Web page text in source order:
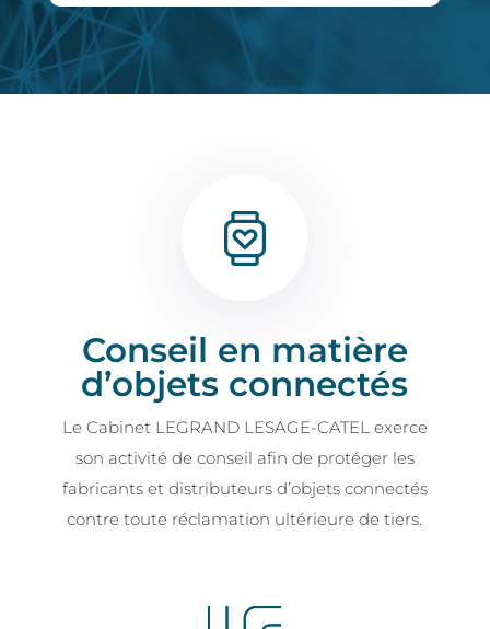
Conseil en matière
d’objets connectés
Le Cabinet LEGRAND LESAGE-CATEL exerce
son activité de conseil afin de protéger les
fabricants et distributeurs d’objets connectés
contre toute réclamation ultérieure de tiers.